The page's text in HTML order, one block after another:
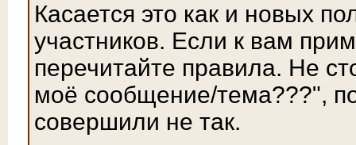
Касается это как и новых
участников. Если к вам
перечитайте правила. Не
моё сообщение/тема???",
совершили не так.